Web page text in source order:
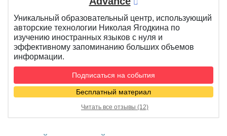
Уникальный образовательный центр, использующий
авторские технологии Николая Ягодкина по
изучению иностранных языков с нуля и
эффективному запоминанию больших объемов
информации.
Подписаться на события
Бесплатный материал
Читать все отзывы (12)